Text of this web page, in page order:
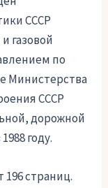
СССР
газовой
по
Министерства
СССР
дорожной
году.
196 страниц.